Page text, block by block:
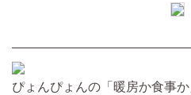
ぴょんぴょんの「暖房か食事